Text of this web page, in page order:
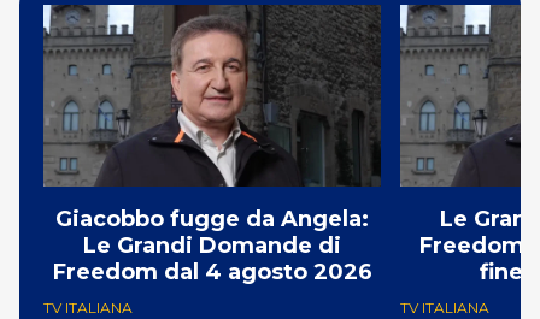
Giacobbo fugge da Angela:
Le Grandi Domande di
Freedom dal 4 agosto 2026
TV ITALIANA
Le
Freedom
fine
TV ITALIANA